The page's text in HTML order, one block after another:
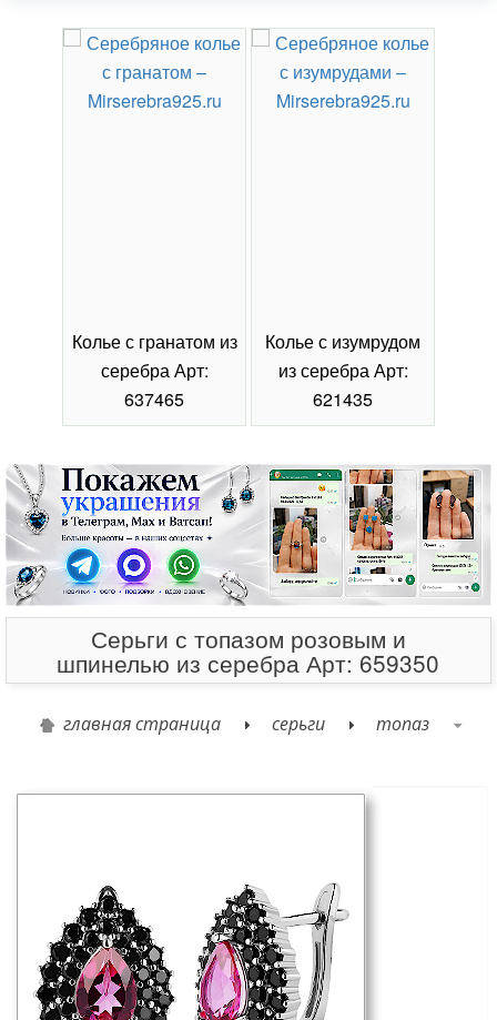
Колье с гранатом из
серебра Арт:
637465
Колье с изумрудом
из серебра Арт:
621435
Серьги с топазом розовым и
шпинелью из серебра Арт: 659350
главная страница серьги топаз